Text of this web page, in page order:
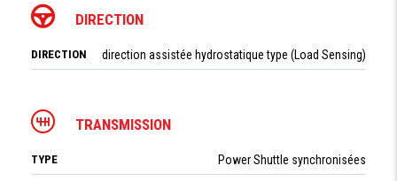
DIRECTION
DIRECTION direction assistée hydrostatique type (Load Sensing)
TRANSMISSION
TYPE Power Shuttle synchronisées